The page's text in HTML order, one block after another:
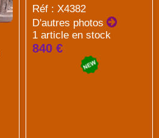
Réf : X4382
D'autres photos
1 article en stock
840 €